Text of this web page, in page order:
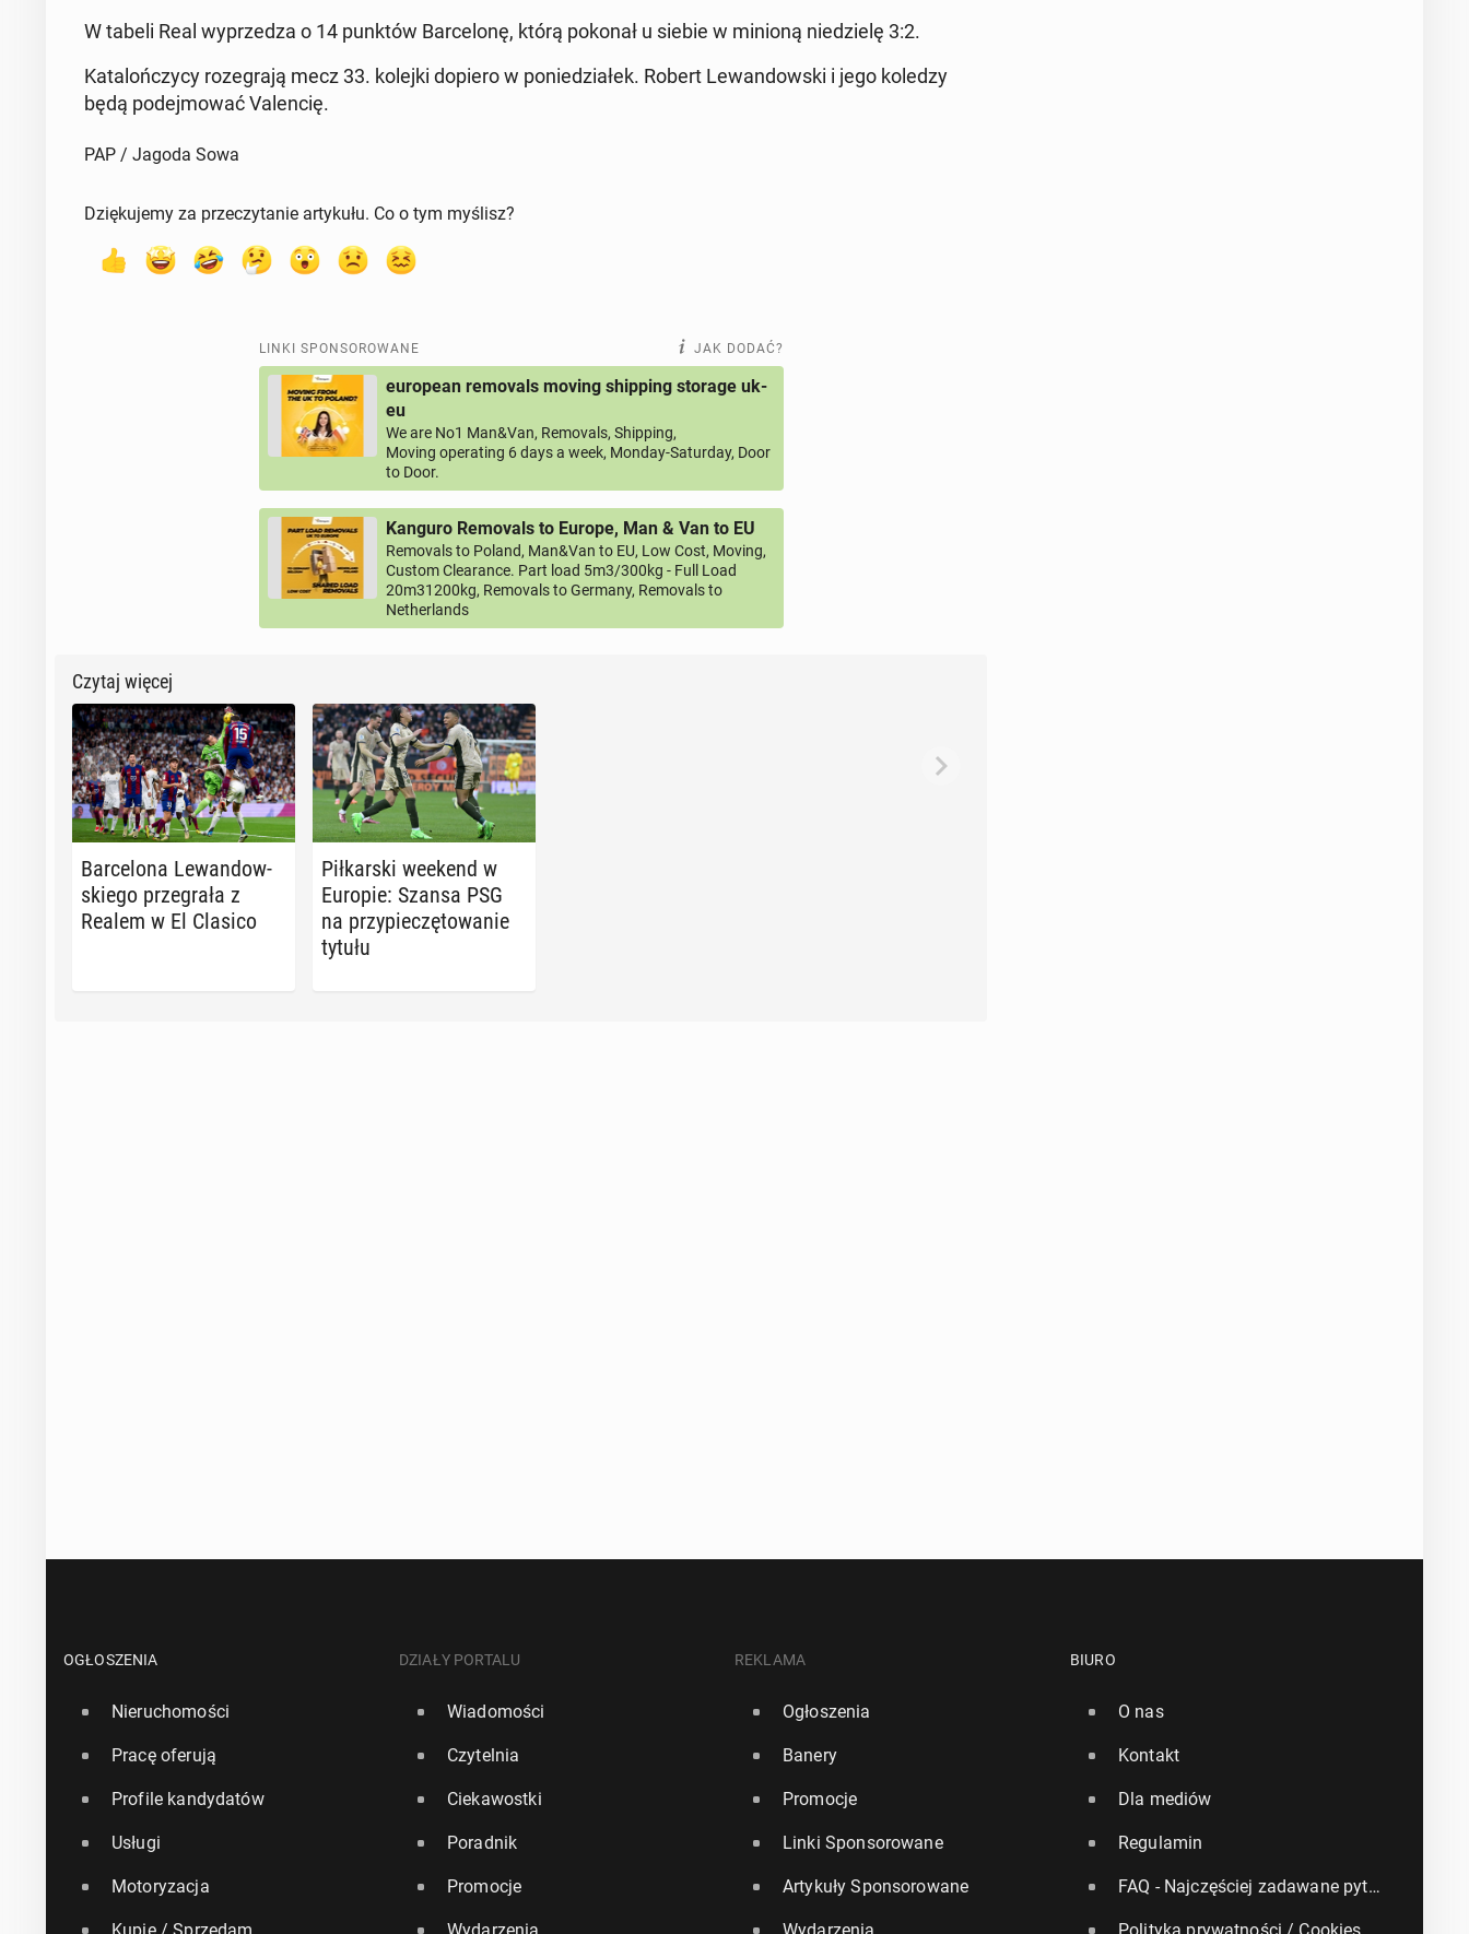
W tabeli Real wy­prze­dza o 14 punktów Bar­ce­lo­nę, którą pokonał u siebie w minioną nie­dzie­lę 3:2.
Ka­ta­loń­czy­cy ro­ze­gra­ją mecz 33. kolejki dopiero w po­nie­dzia­łek. Robert Le­wan­dow­ski i jego koledzy
będą po­dej­mo­wać Va­len­cię.
PAP / Jagoda Sowa
Dziękujemy za przeczytanie artykułu. Co o tym myślisz?
LINKI SPONSOROWANE JAK DODAĆ?
european removals moving shipping storage uk-
eu
We are No1 Man&Van, Removals, Shipping,
Moving operating 6 days a week, Monday-Saturday, Door
to Door.
Kanguro Removals to Europe, Man & Van to EU
Removals to Poland, Man&Van to EU, Low Cost, Moving,
Custom Clearance. Part load 5m3/300kg - Full Load
20m31200kg, Removals to Germany, Removals to
Netherlands
Czytaj więcej
Bar­ce­lo­na Le­wan­dow­
skie­go prze­gra­ła z
Realem w El Clasico
Pił­kar­ski weekend w
Europie: Szansa PSG
na przy­pie­czę­to­wa­nie
tytułu
OGŁOSZENIA
Nieruchomości
Pracę oferują
Profile kandydatów
Usługi
Motoryzacja
DZIAŁY PORTALU
Wiadomości
Czytelnia
Ciekawostki
Poradnik
Promocje
REKLAMA
Ogłoszenia
Banery
Promocje
Linki Sponsorowane
Artykuły Sponsorowane
BIURO
O nas
Kontakt
Dla mediów
Regulamin
FAQ - Najczęściej zadawane pytania